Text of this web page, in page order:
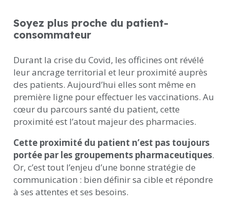
Soyez plus proche du patient-
consommateur
Durant la crise du Covid, les officines ont révélé
leur ancrage territorial et leur proximité auprès
des patients. Aujourd’hui elles sont même en
première ligne pour effectuer les vaccinations. Au
cœur du parcours santé du patient, cette
proximité est l’atout majeur des pharmacies.
Cette proximité du patient n’est pas toujours
portée par les groupements pharmaceutiques.
Or, c’est tout l’enjeu d’une bonne stratégie de
communication : bien définir sa cible et répondre
à ses attentes et ses besoins.